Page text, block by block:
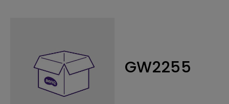
GW2255